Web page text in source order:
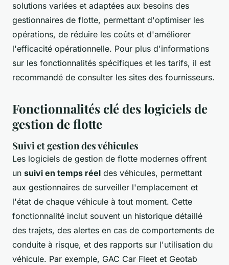
solutions variées et adaptées aux besoins des
gestionnaires de flotte, permettant d'optimiser les
opérations, de réduire les coûts et d'améliorer
l'efficacité opérationnelle. Pour plus d'informations
sur les fonctionnalités spécifiques et les tarifs, il est
recommandé de consulter les sites des fournisseurs.
Fonctionnalités clé des logiciels de
gestion de flotte
Suivi et gestion des véhicules
Les logiciels de gestion de flotte modernes offrent
un suivi en temps réel des véhicules, permettant
aux gestionnaires de surveiller l'emplacement et
l'état de chaque véhicule à tout moment. Cette
fonctionnalité inclut souvent un historique détaillé
des trajets, des alertes en cas de comportements de
conduite à risque, et des rapports sur l'utilisation du
véhicule. Par exemple, GAC Car Fleet et Geotab